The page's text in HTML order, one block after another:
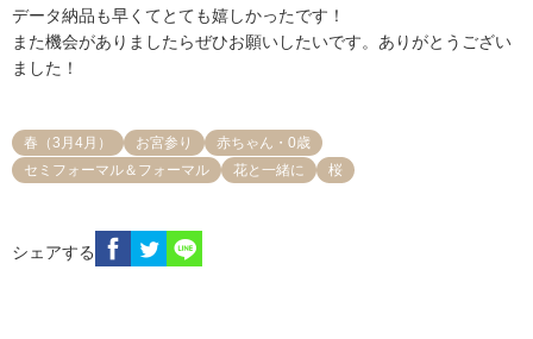
データ納品も早くてとても嬉しかったです！
また機会がありましたらぜひお願いしたいです。ありがとうござい
ました！
春（3月4月） お宮参り
赤ちゃん・0歳
セミフォーマル＆フォーマル
花と一緒に 桜
シェアする